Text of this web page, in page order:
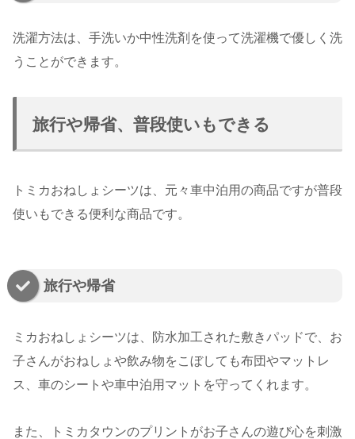
洗濯方法は、手洗いか中性洗剤を使って洗濯機で優しく洗
うことができます。
旅行や帰省、普段使いもできる
トミカおねしょシーツは、元々車中泊用の商品ですが普段
使いもできる便利な商品です。
旅行や帰省
ミカおねしょシーツは、防水加工された敷きパッドで、お
子さんがおねしょや飲み物をこぼしても布団やマットレ
ス、車のシートや車中泊用マットを守ってくれます。
また、トミカタウンのプリントがお子さんの遊び心を刺激